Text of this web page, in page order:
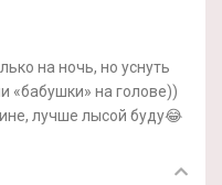
на ночь, но уснуть
«бабушки» на голове))
лучше лысой буду😂